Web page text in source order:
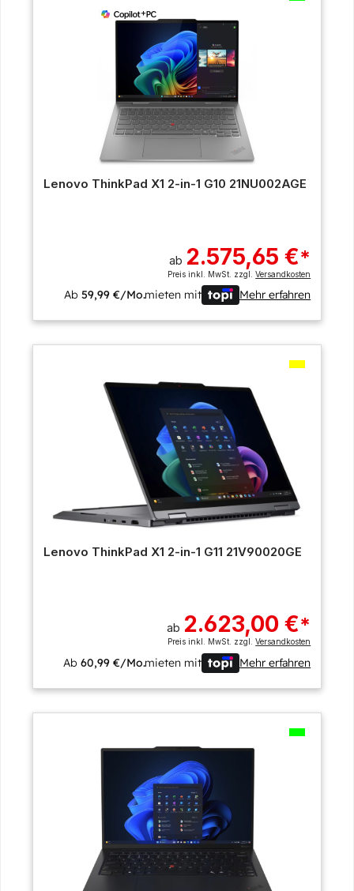
Lenovo ThinkPad X1 2-in-1 G10 21NU002AGE
ab 2.575,65 €*
Preis inkl. MwSt. zzgl.Versandkosten
Ab59,99 €/Mo.mieten mit Mehr erfahren
Lenovo ThinkPad X1 2-in-1 G11 21V90020GE
ab 2.623,00 €*
Preis inkl. MwSt. zzgl.Versandkosten
Ab60,99 €/Mo.mieten mit Mehr erfahren